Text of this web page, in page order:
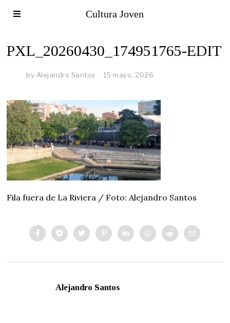
Cultura Joven
PXL_20260430_174951765-EDIT
by Alejandro Santos 15 mayo, 2026
Fila fuera de La Riviera / Foto: Alejandro Santos
Alejandro Santos